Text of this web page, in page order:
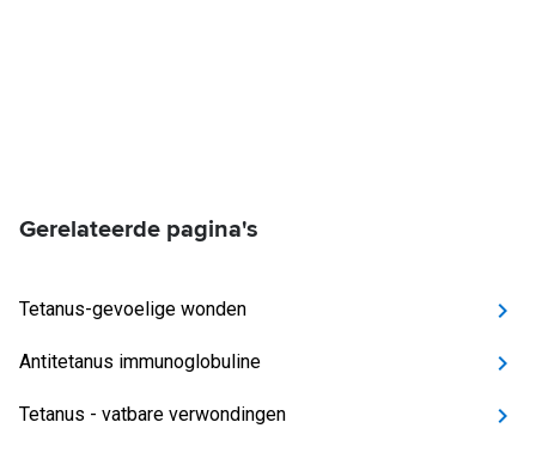
Gerelateerde pagina's
Tetanus-gevoelige wonden
Antitetanus immunoglobuline
Tetanus - vatbare verwondingen